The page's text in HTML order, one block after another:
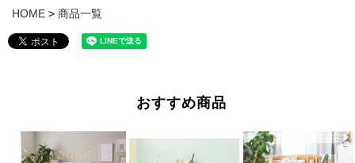
HOME 商品一覧
おすすめ商品